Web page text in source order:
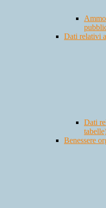
Dati relativi
Dati
Benessere